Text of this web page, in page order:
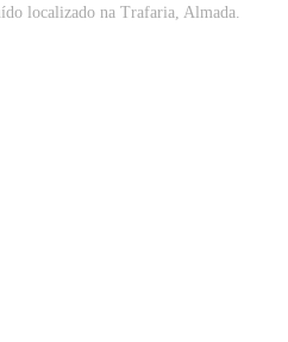
localizado na Trafaria, Almada.